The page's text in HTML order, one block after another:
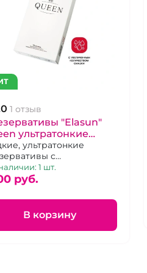
1 отзыв
"Elasun"
ультратонкие
12 шт,
ультратонкие
с
количеством
12 шт.
1 шт.
pуб.
В корзину